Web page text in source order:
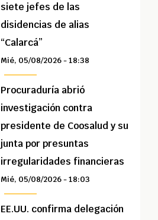
siete jefes de las
disidencias de alias
“Calarcá”
Mié, 05/08/2026 - 18:38
Procuraduría abrió
investigación contra
presidente de Coosalud y su
junta por presuntas
irregularidades financieras
Mié, 05/08/2026 - 18:03
EE.UU. confirma delegación